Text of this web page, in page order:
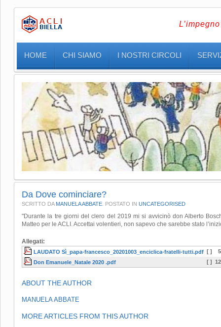
HOME CHI SIAMO I NOSTRI CIRCOLI
Da Dove cominciare?
SCRITTO DA MANUELA ABBATE . POSTATO IN UNCATEGORISED
"Durante la tre giorni del clero del 2019 mi si avvicinò don Alberto
Matteo per le ACLI. Accettai volentieri, non sapevo che sarebbe stato
Allegati:
LAUDATO Sì_papa-francesco_20201003_enciclica-fratelli-tutti.pdf [ ]
Don Emanuele_Natale 2020 .pdf
[ ]
ABOUT THE AUTHOR
MANUELA ABBATE
MORE ARTICLES FROM THIS AUTHOR